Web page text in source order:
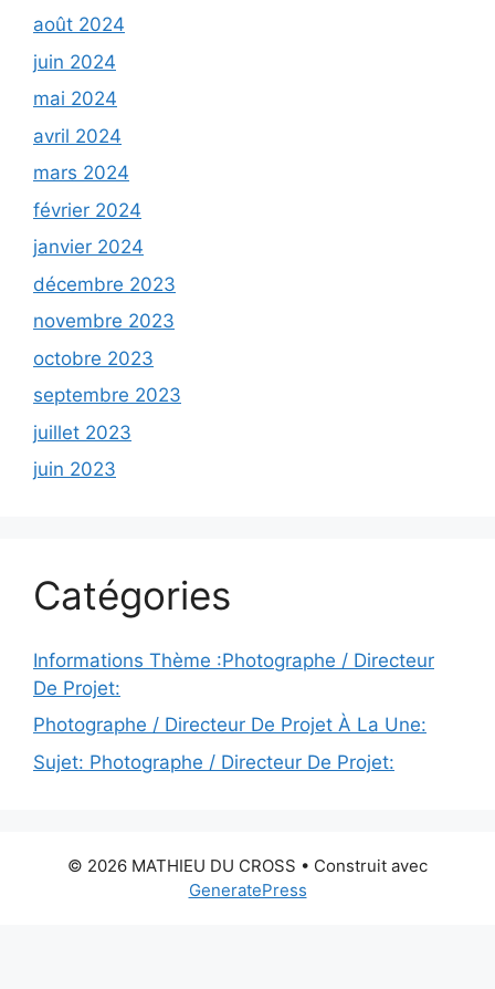
août 2024
juin 2024
mai 2024
avril 2024
mars 2024
février 2024
janvier 2024
décembre 2023
novembre 2023
octobre 2023
septembre 2023
juillet 2023
juin 2023
Catégories
Informations Thème :Photographe / Directeur
De Projet:
Photographe / Directeur De Projet À La Une:
Sujet: Photographe / Directeur De Projet:
© 2026 MATHIEU DU CROSS • Construit avec
GeneratePress